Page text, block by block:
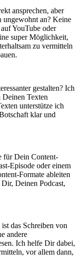
ansprechen, aber
ungewohnt an? Keine
YouTube oder
super Möglichkeit,
zu vermitteln
gestalten? Ich
Texten
unterstütze ich
klar und
für Dein Content-
Episode oder einem
Formate ableiten
Deinen Podcast,
das Schreiben von
andere
Ich helfe Dir dabei,
vor allem dann,